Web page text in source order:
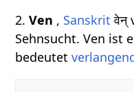
2.Ven , Sanskrit वेन्
Sehnsucht. Ven ist
bedeutet